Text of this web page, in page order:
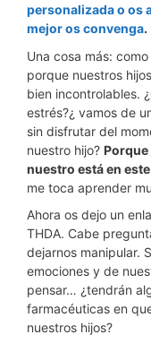
personalizada o os
mejor os convenga.
Una cosa más:
porque nuestros
bien incontrolables.
estrés?¿ vamos de
sin disfrutar del
nuestro hijo? Porque
nuestro está en
me toca aprender
Ahora os dejo un
THDA. Cabe
dejarnos manipular.
emociones y de
pensar… ¿tendrán
farmacéuticas en
nuestros hijos?